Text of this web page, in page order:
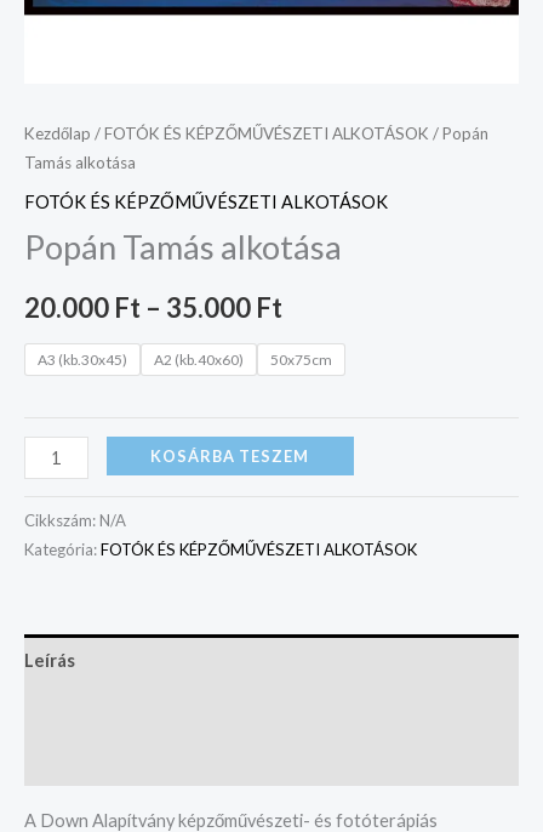
Kezdőlap /FOTÓK ÉS KÉPZŐMŰVÉSZETI ALKOTÁSOK / Popán
Tamás alkotása
FOTÓK ÉS KÉPZŐMŰVÉSZETI ALKOTÁSOK
Popán Tamás alkotása
20.000 Ft – 35.000 Ft
A3 (kb.30x45) A2 (kb.40x60) 50x75cm
KOSÁRBA TESZEM
Cikkszám: N/A
Kategória:FOTÓK ÉS KÉPZŐMŰVÉSZETI ALKOTÁSOK
Leírás
A Down Alapítvány képzőművészeti- és fotóterápiás